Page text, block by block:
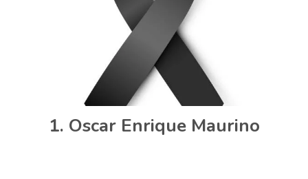
Oscar Enrique Maurino